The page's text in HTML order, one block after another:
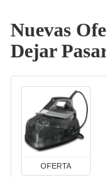
Nuevas
Dejar
OFERTA